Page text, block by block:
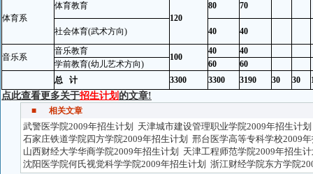
体育系
体育教育
120
80 70
社会体育(武术方向) 40 40
音乐系
音乐教育
100
40
40
学前教育(幼儿艺术方向)
60
60
总 计
3300 3300 3190 30 30
点此查看更多关于招生计划 的文章!
■ 相关文章
武警医学院2009年招生计划
天津城市建设管理职业学院2009年招生计划
石家庄铁道学院四方学院2009年招生计划 邢台医学高等专科学校2009
山西财经大学华商学院2009年招生计划
天津工程师范学院2009年招生
沈阳医学院何氏视觉科学学院2009年招生计划 浙江财经学院东方学院